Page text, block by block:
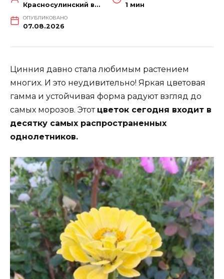
Красносулинский вестник 1 мин
ОПУБЛИКОВАНО
07.08.2026
Цинния давно стала любимым растением
многих. И это неудивительно! Яркая цветовая
гамма и устойчивая форма радуют взгляд до
самых морозов. Этот цветок сегодня входит в
десятку самых распространенных
однолетников.